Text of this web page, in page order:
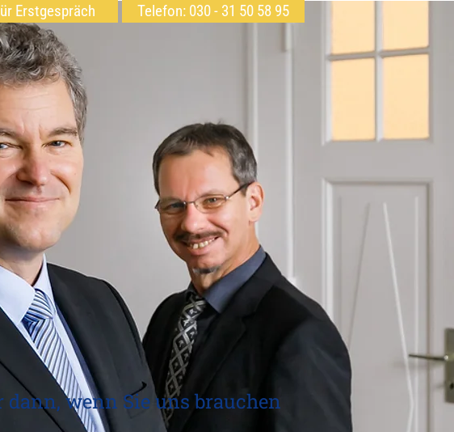
Erstgespräch
dann, wenn Sie uns brauchen
Telefon: 030 - 31 50 58 95